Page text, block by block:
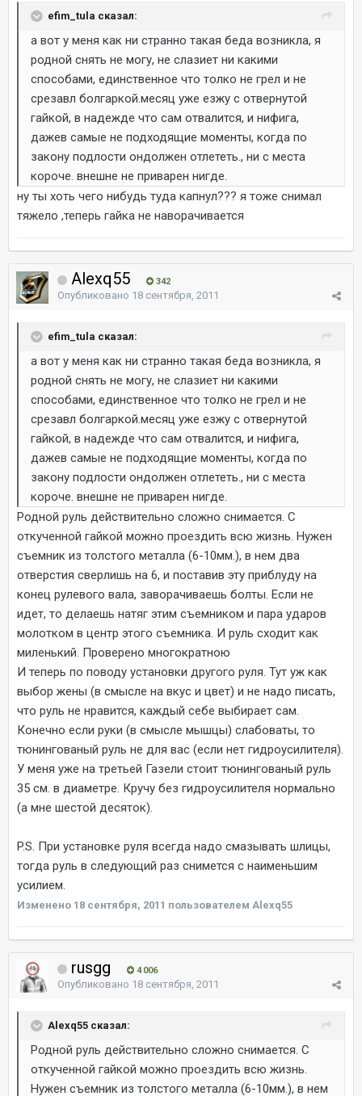
efim_tula сказал:
а вот у меня как ни странно такая беда возникла, я
родной снять не могу, не слазиет ни какими
способами, единственное что толко не грел и не
срезавл болгаркой.месяц уже езжу с отвернутой
гайкой, в надежде что сам отвалится, и нифига,
дажев самые не подходящие моменты, когда по
закону подлости ондолжен отлететь., ни с места
короче. внешне не приварен нигде.
ну ты хоть чего нибудь туда капнул??? я тоже снимал
тяжело ,теперь гайка не наворачивается
Alexq55 342
Опубликовано 18 сентября, 2011
efim_tula сказал:
а вот у меня как ни странно такая беда возникла, я
родной снять не могу, не слазиет ни какими
способами, единственное что толко не грел и не
срезавл болгаркой.месяц уже езжу с отвернутой
гайкой, в надежде что сам отвалится, и нифига,
дажев самые не подходящие моменты, когда по
закону подлости ондолжен отлететь., ни с места
короче. внешне не приварен нигде.
Родной руль действительно сложно снимается. С
откученной гайкой можно проездить всю жизнь. Нужен
съемник из толстого металла (6-10мм.), в нем два
отверстия сверлишь на 6, и поставив эту приблуду на
конец рулевого вала, заворачиваешь болты. Если не
идет, то делаешь натяг этим съемником и пара ударов
молотком в центр этого съемника. И руль сходит как
миленький. Проверено многократною
И теперь по поводу установки другого руля. Тут уж как
выбор жены (в смысле на вкус и цвет) и не надо писать,
что руль не нравится, каждый себе выбирает сам.
Конечно если руки (в смысле мышцы) слабоваты, то
тюнингованый руль не для вас (если нет гидроусилителя).
У меня уже на третьей Газели стоит тюнингованый руль
35 см. в диаметре. Кручу без гидроусилителя нормально
(а мне шестой десяток).
P.S. При установке руля всегда надо смазывать шлицы,
тогда руль в следующий раз снимется с наименьшим
усилием.
Изменено 18 сентября, 2011 пользователем Alexq55
rusgg 4 006
Опубликовано 18 сентября, 2011
Alexq55 сказал:
Родной руль действительно сложно снимается. С
откученной гайкой можно проездить всю жизнь.
Нужен съемник из толстого металла (6-10мм.), в нем